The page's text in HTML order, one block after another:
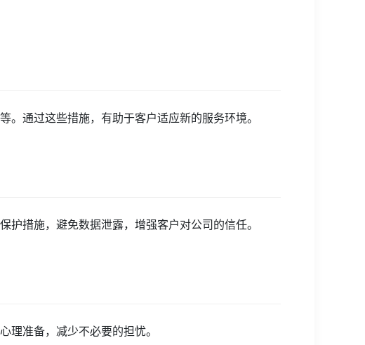
通过这些措施，有助于客户适应新的服务环境。
措施，避免数据泄露，增强客户对公司的信任。
准备，减少不必要的担忧。